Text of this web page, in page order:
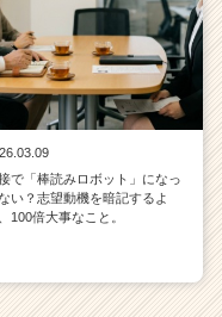
で「棒読みロボット」になっ
い？志望動機を暗記するよ
100倍大事なこと。